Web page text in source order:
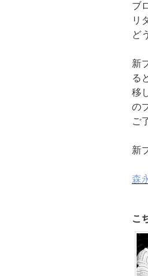
ブ
リ
ど
新
る
移
の
ご
新
森
こ